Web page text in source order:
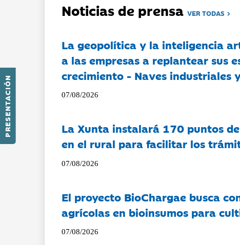
PRESENTACIÓN
Noticias de prensaVER TODAS
La geopolítica y la inteligencia
a las empresas a replantear sus
crecimiento - Naves industriales
07/08/2026
La Xunta instalará 170 puntos
en el rural para facilitar los
07/08/2026
El proyecto BioChargae busca
agrícolas en bioinsumos para
07/08/2026